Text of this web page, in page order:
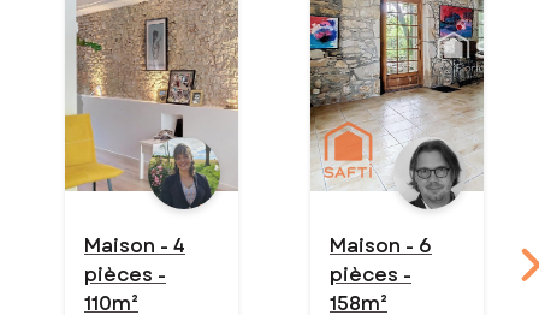
Maison - 4
pièces -
110m²
Maison - 6
pièces -
158m²